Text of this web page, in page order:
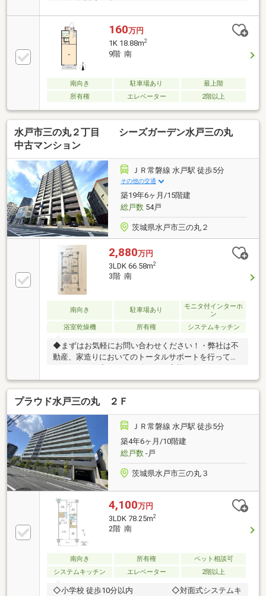
大丈夫？転職したばかり、正社員じゃないけど大丈
夫？過去に審査に通らなかったなど⇒不安がある方は
お気軽にご相談ください。最適な金融機関をご提案い
たします。◇事前審査からお引渡しまで全てお手伝い
します。◇お家探しから住宅ローン・アフターフォロ
ーまでワンストップでザ・ハウスがお手伝いします
160万円
1K 18.88m2
9階 南
南向き 駐車場あり
最上階
所有権
エレベーター 2階以上
水戸市三の丸２丁目 シーズガーデン水戸三の丸
中古マンション
ＪＲ常磐線 水戸駅 徒歩5分
その他の交通
築19年6ヶ月/15階建
総戸数54戸
茨城県水戸市三の丸２
2,880万円
3LDK 66.58m2
3階 南
南向き 駐車場あり
モニタ付インターホ
ン
浴室乾燥機
所有権 システムキッチン
◆まずはお気軽にお問い合わせください！・弊社は不
動産、家造りにおいてのトータルサポートを行ってお
ります。・住宅ローンに強く、お客様一人ひとりにあ
ったご提案をさせていただきます。・スタッフ一同、
誠心誠意ご対応させていただきます！◆経験知識が豊
富なスタッフが在籍！迅速な対応を心掛けておりま
す。・お問合せを受けてから即日ご対応をさせていた
だきます。・その他物件情報も多数ございます！お気
軽にお問い合わせください。
プラウド水戸三の丸 ２Ｆ
ＪＲ常磐線 水戸駅 徒歩5分
築4年6ヶ月/10階建
総戸数-戸
茨城県水戸市三の丸３
4,100万円
3LDK 78.25m2
2階 南
南向き 所有権
ペット相談可
システムキッチン
エレベーター 2階以上
◇小学校 徒歩10分以内 ◇対面式システムキ